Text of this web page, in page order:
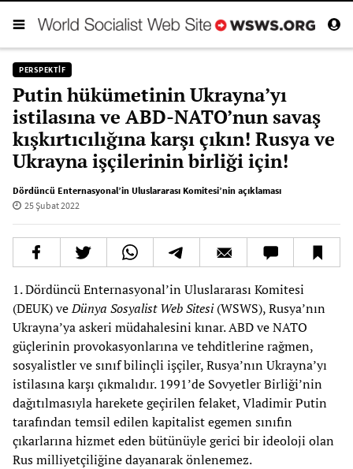
PERSPEKTIF
Putin hükümetinin Ukrayna’yı
istilasına ve ABD-NATO’nun savaş
kışkırtıcılığına karşı çıkın! Rusya ve
Ukrayna işçilerinin birliği için!
Dördüncü Enternasyonal’in Uluslararası Komitesi’nin açıklaması
25 Şubat 2022
1. Dördüncü Enternasyonal’in Uluslararası Komitesi
(DEUK) veDünya Sosyalist Web Sitesi(WSWS), Rusya’nın
Ukrayna’ya askeri müdahalesini kınar. ABD ve NATO
güçlerinin provokasyonlarına ve tehditlerine rağmen,
sosyalistler ve sınıf bilinçli işçiler, Rusya’nın Ukrayna’yı
istilasına karşı çıkmalıdır. 1991’de Sovyetler Birliği’nin
dağıtılmasıyla harekete geçirilen felaket, Vladimir Putin
tarafından temsil edilen kapitalist egemen sınıfın
çıkarlarına hizmet eden bütünüyle gerici bir ideoloji olan
Rus milliyetçiliğine dayanarak önlenemez.